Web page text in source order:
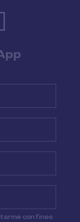
con fines